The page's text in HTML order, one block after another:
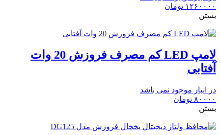
۱۲۶۰۰۰۰ تومان
بستن
لامپ LED کم مصرف فروزش 20 وات
آفتابی
در انبار موجود نمی باشد
۸۰۰۰۰ تومان
بستن